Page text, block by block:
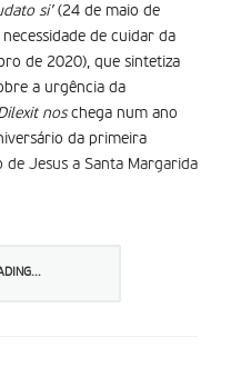
si’(24 de maio de
de cuidar da
de 2020), que sintetiza
a urgência da
noschega num ano
da primeira
de Jesus a Santa Margarida
magistério e uma longa